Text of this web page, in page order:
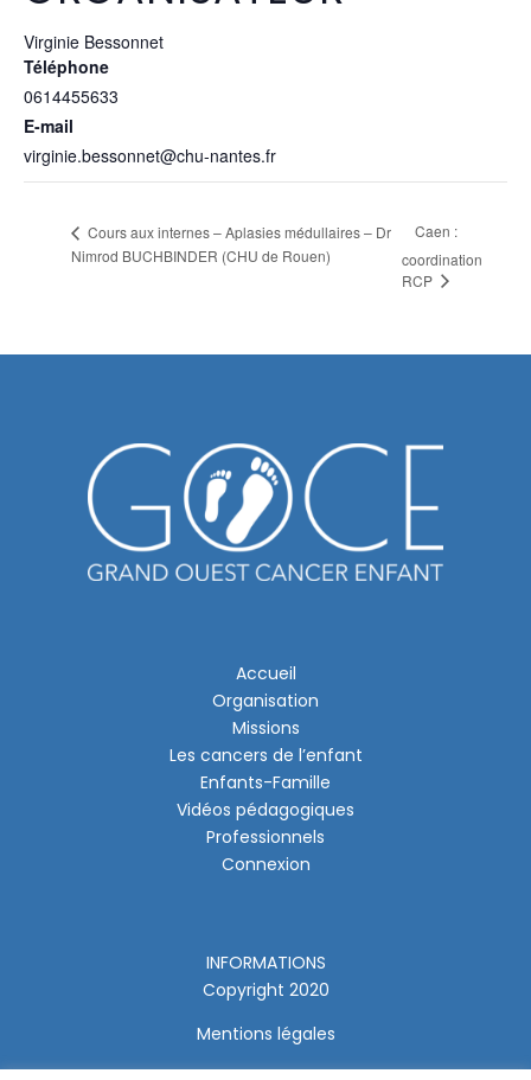
Virginie Bessonnet
Téléphone
0614455633
E-mail
virginie.bessonnet@chu-nantes.fr
Cours aux internes – Aplasies médullaires – Dr
Nimrod BUCHBINDER (CHU de Rouen)
Caen :
coordination
RCP
Accueil
Organisation
Missions
Les cancers de l’enfant
Enfants-Famille
Vidéos pédagogiques
Professionnels
Connexion
INFORMATIONS
Copyright 2020
Mentions légales